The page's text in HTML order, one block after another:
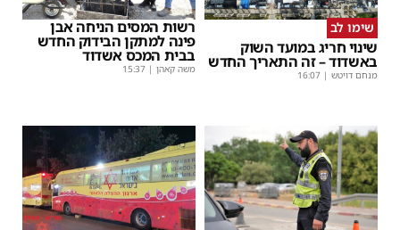
שימו לב
שינוי חריג במועד השוק
באשדוד – זה התאריך החדש
מנחם דויטש |
16:07
רשות המסים הניחה אבן
פינה למתקן הבידוק החדש
בבית המכס אשדוד
משה קאהן |
15:37